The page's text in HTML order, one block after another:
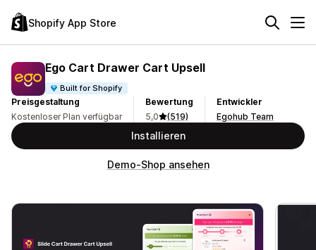
Shopify App Store
Ego Cart Drawer Cart Upsell
Built for Shopify
Preisgestaltung
Kostenloser Plan verfügbar
Bewertung
5,0
(519)
Entwickler
Egohub Team
Installieren
Demo-Shop ansehen